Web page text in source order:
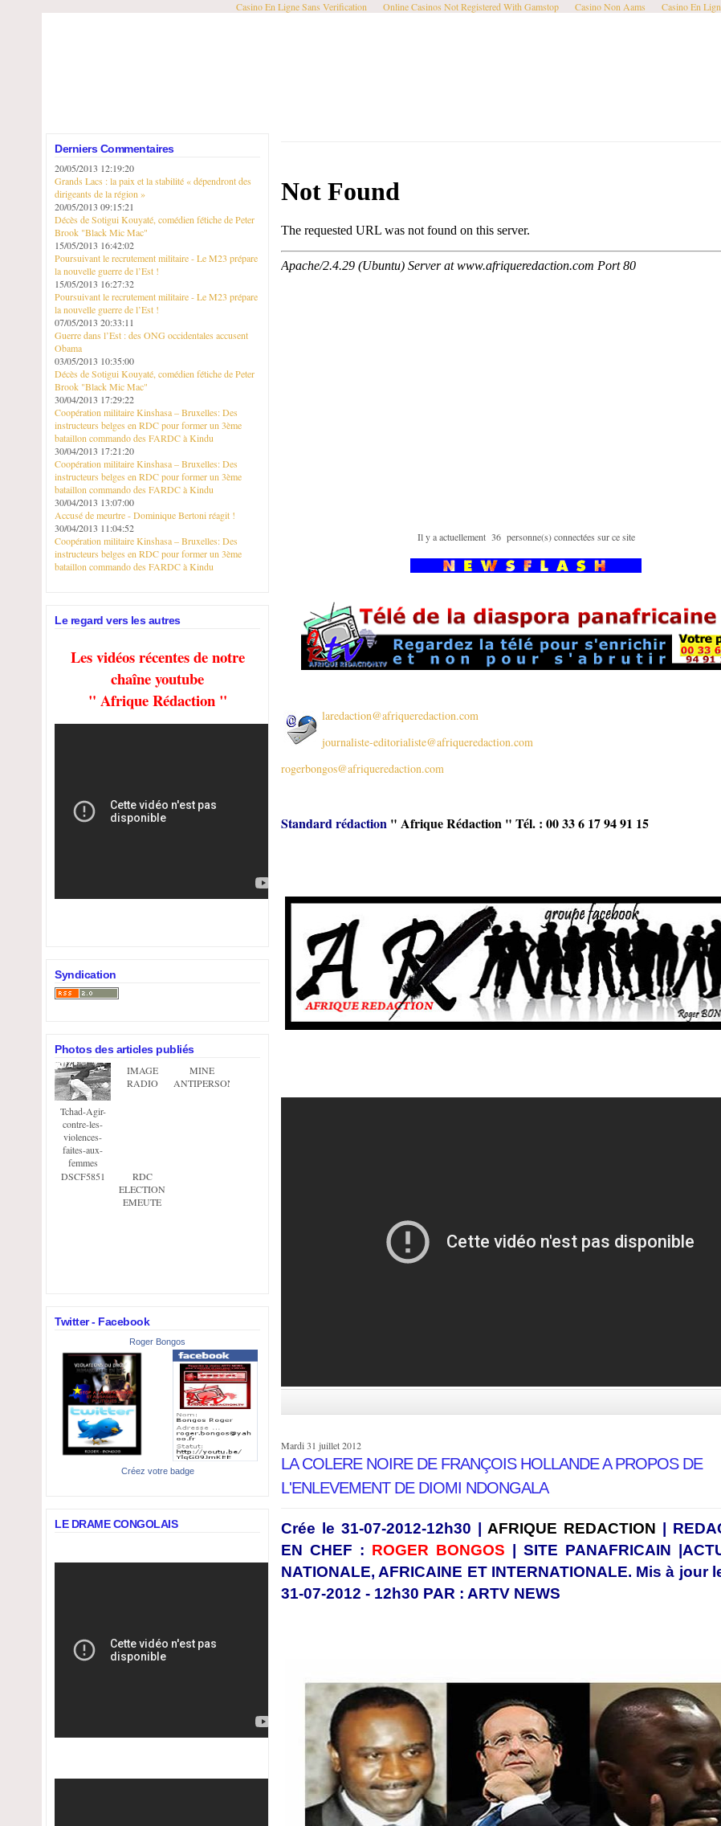
Casino En Ligne Sans Verification Online Casinos Not Registered With Gamstop Casino Non Aams Casino En
Derniers Commentaires
20/05/2013 12:19:20
Grands Lacs : la paix et la stabilité « dépendront des
dirigeants de la région »
20/05/2013 09:15:21
Décès de Sotigui Kouyaté, comédien fétiche de Peter
Brook "Black Mic Mac"
15/05/2013 16:42:02
Poursuivant le recrutement militaire - Le M23 prépare
la nouvelle guerre de l’Est !
15/05/2013 16:27:32
Poursuivant le recrutement militaire - Le M23 prépare
la nouvelle guerre de l’Est !
07/05/2013 20:33:11
Guerre dans l’Est : des ONG occidentales accusent
Obama
03/05/2013 10:35:00
Décès de Sotigui Kouyaté, comédien fétiche de Peter
Brook "Black Mic Mac"
30/04/2013 17:29:22
Coopération militaire Kinshasa – Bruxelles: Des
instructeurs belges en RDC pour former un 3ème
bataillon commando des FARDC à Kindu
30/04/2013 17:21:20
Coopération militaire Kinshasa – Bruxelles: Des
instructeurs belges en RDC pour former un 3ème
bataillon commando des FARDC à Kindu
30/04/2013 13:07:00
Accusé de meurtre - Dominique Bertoni réagit !
30/04/2013 11:04:52
Coopération militaire Kinshasa – Bruxelles: Des
instructeurs belges en RDC pour former un 3ème
bataillon commando des FARDC à Kindu
Le regard vers les autres
Les vidéos récentes de notre
chaîne youtube
" Afrique Rédaction "
Syndication
Photos des articles publiés
Tchad-Agir-
contre-les-
violences-
faites-aux-
femmes
articleLi
IMAGE
RADIO
MINE
ANTIPERSONNEL
DSCF5851
RDC
ELECTION
EMEUTE
Twitter - Facebook
Roger Bongos
Créez votre badge
LE DRAME CONGOLAIS
Il y a actuellement 36 personne(s) connectées sur ce site
laredaction@afriqueredaction.com
journaliste-editorialiste@afriqueredaction.com
rogerbongos@afriqueredaction.com
Standard rédaction " Afrique Rédaction " Tél. : 00 33 6 17 94 91 15
Mardi 31 juillet 2012
LA COLERE NOIRE DE FRANÇOIS HOLLANDE A PROPOS DE
L'ENLEVEMENT DE DIOMI NDONGALA
Crée le 31-07-2012-12h30 | AFRIQUE REDACTION |
EN CHEF : ROGER BONGOS | SITE PANAFRICAIN
NATIONALE, AFRICAINE ET INTERNATIONALE. Mis à jour
31-07-2012 - 12h30 PAR : ARTV NEWS